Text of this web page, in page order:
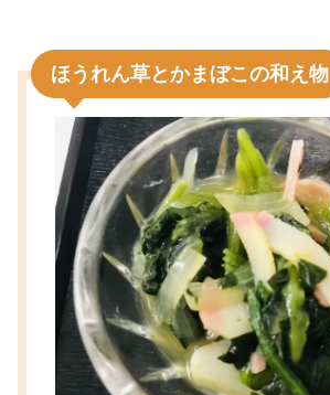
ほうれん草とかまぼこの和え物